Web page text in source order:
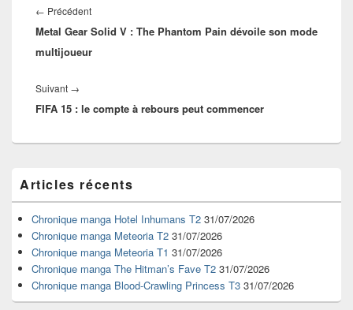
de
l’article
← PrécédentArticle
précédent :
Metal Gear Solid V : The Phantom Pain dévoile son mode
multijoueur
Suivant →
suivant :
FIFA 15 : le compte à rebours peut commencer
principale
de
widget
pour
barre
latérale
Articles récents
Chronique manga Hotel Inhumans T2 31/07/2026
Chronique manga Meteoria T2 31/07/2026
Chronique manga Meteoria T1 31/07/2026
Chronique manga The Hitman’s Fave T2 31/07/2026
Chronique manga Blood-Crawling Princess T3 31/07/2026